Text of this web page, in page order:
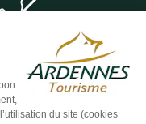
sur Instagram
nous sur Youtube
Suivez-nous sur
Suivez-nous
du site (cookies